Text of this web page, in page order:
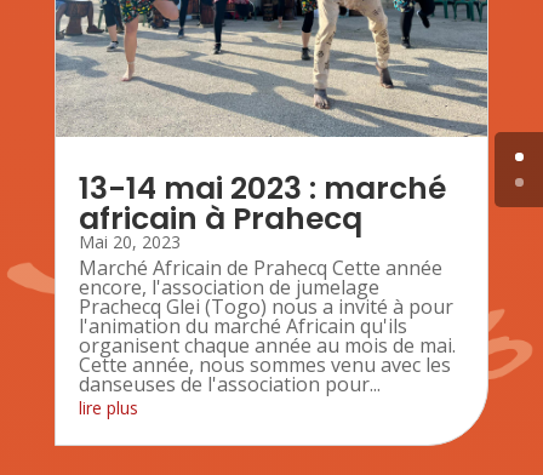
13-14 mai 2023 : marché
africain à Prahecq
Mai 20, 2023
Marché Africain de Prahecq Cette année
encore, l'association de jumelage
Prachecq Glei (Togo) nous a invité à pour
l'animation du marché Africain qu'ils
organisent chaque année au mois de mai.
Cette année, nous sommes venu avec les
danseuses de l'association pour...
lire plus